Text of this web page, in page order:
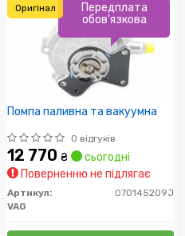
Помпа паливна та вакуумна
0 відгуків
12 770 ₴
сьогодні
Поверненню не підлягає
Артикул:
070145209J
VAG
Передплата
обов'язкова
Оригінал